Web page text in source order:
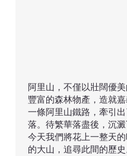
阿里山，不僅以壯闊優
豐富的森林物產，造就
一條阿里山鐵路，牽引
落。待繁華落盡後，沉
今天我們將花上一整天
的大山，追尋此間的歷史